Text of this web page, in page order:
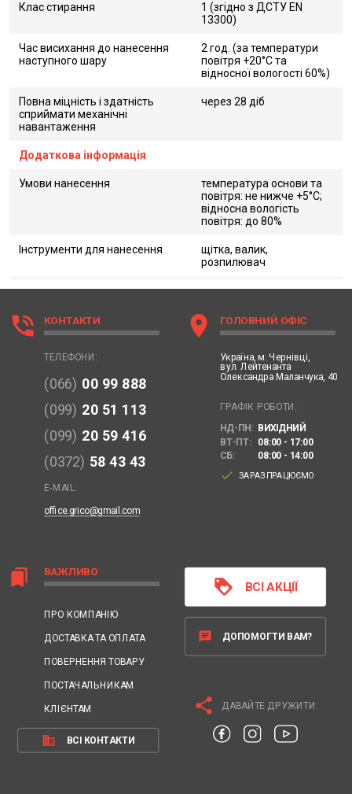
Клас стирання
1 (згідно з ДСТУ EN
13300)
Час висихання до нанесення
наступного шару
2 год. (за температури
повітря +20°С та
відносної вологості 60%)
Повна міцність і здатність
сприймати механічні
навантаження
через 28 діб
Додаткова інформація
Умови нанесення
температура основи та
повітря: не нижче +5°С;
відносна вологість
повітря: до 80%
Інструменти для нанесення
щітка, валик,
розпилювач
bookmarks ВАЖЛИВО
ПРО КОМПАНІЮ
ДОСТАВКА ТА ОПЛАТА
ПОВЕРНЕННЯ ТОВАРУ
ПОСТАЧАЛЬНИКАМ
КЛІЄНТАМ
business ВСІ КОНТАКТИ
phone_in_talk КОНТАКТИ
ТЕЛЕФОНИ:
(066) 00 99 888
(099) 20 51 113
(099) 20 59 416
(0372) 58 43 43
E-MAIL:
office.grico@gmail.com
location_on ГОЛОВНИЙ ОФІС
Україна, м. Чернівці,
вул. Лейтенанта
Олександра Маланчука, 40
ГРАФІК РОБОТИ:
НД-ПН: ВИХІДНИЙ
ВТ-ПТ:
08:00 - 17:00
СБ:
08:00 - 14:00
done ЗАРАЗ ПРАЦЮЄМО
loyalty ВСІ АКЦІЇ
chat ДОПОМОГТИ ВАМ?
share ДАВАЙТЕ ДРУЖИТИ: